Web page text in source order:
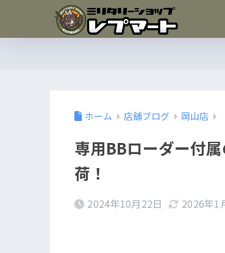
ホーム 店舗ブログ 岡山店
専用BBローダー付
荷！
2024年10月22日 2026年1